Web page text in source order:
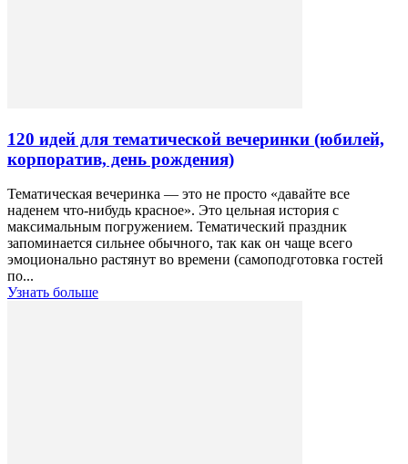
120 идей для тематической вечеринки (юбилей,
корпоратив, день рождения)
Тематическая вечеринка — это не просто «давайте все
наденем что-нибудь красное». Это цельная история с
максимальным погружением. Тематический праздник
запоминается сильнее обычного, так как он чаще всего
эмоционально растянут во времени (самоподготовка гостей
по...
Узнать больше